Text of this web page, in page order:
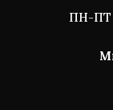
ПН-ПТ